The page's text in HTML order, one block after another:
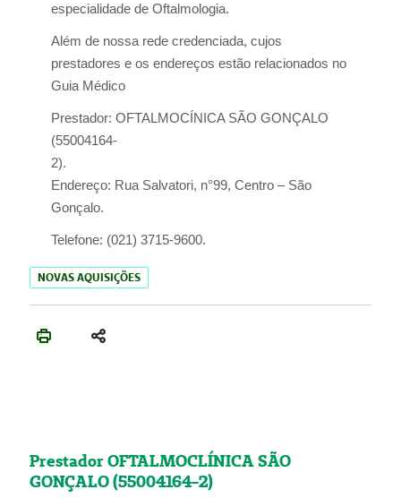
especialidade de Oftalmologia.
Além de nossa rede credenciada, cujos
prestadores e os endereços estão relacionados no
Guia Médico
Prestador: OFTALMOCÍNICA SÃO GONÇALO
(55004164-
2).
Endereço: Rua Salvatori, n°99, Centro – São
Gonçalo.
Telefone: (021) 3715-9600.
NOVAS AQUISIÇÕES
Prestador OFTALMOCLÍNICA SÃO
GONÇALO (55004164-2)